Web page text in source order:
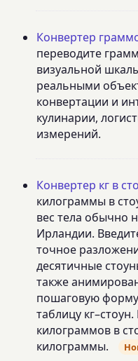
Конвертер
переводите
визуальной
реальными
конвертации и
кулинарии,
измерений.
Конвертер кг в
килограммы в
вес тела обычно
Ирландии.
точное
десятичные
также
пошаговую
таблицу
килограммов в
килограммы.